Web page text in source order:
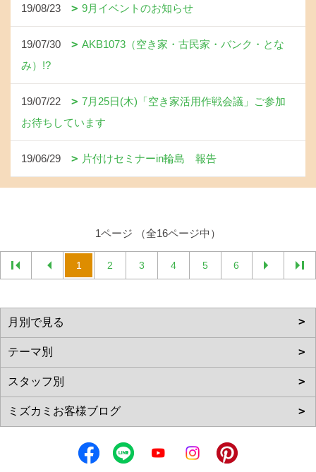
19/08/23 9月イベントのお知らせ
19/07/30
AKB1073（空き家・古民家・バンク・とな
み）!?
19/07/22
7月25日(木)「空き家活用作戦会議」ご参加
お待ちしています
19/06/29 片付けセミナーin輪島 報告
1ページ （全16ページ中）
1 2 3 4 5 6